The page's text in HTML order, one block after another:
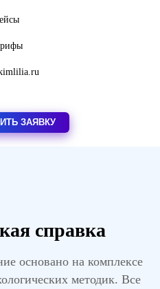
ЗАЯВКУ
справка
основано на комплексе
методик. Все